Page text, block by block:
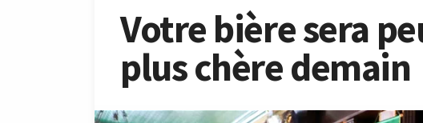
Votre bière sera
plus chère demain